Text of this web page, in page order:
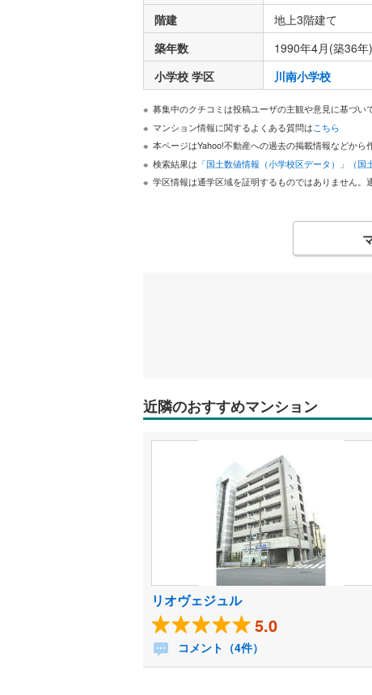
階建 地上3階建て
築年数
1990年4月(築36年)
小学校 学区
川南小学校
募集中のクチコミは投稿ユーザの主観や意見に基づい
マンション情報に関するよくある質問はこちら
本ページはYahoo!不動産への過去の掲載情報などか
検索結果は 「国土数値情報（小学校区データ）」（国
学区情報は通学区域を証明するものではありません。
近隣のおすすめマンション
リオヴェジュル
5.0
コメント（4件）